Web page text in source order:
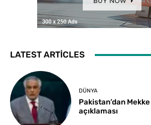
LATEST ARTICLES
DÜNYA
Pakistan’dan
açıklaması